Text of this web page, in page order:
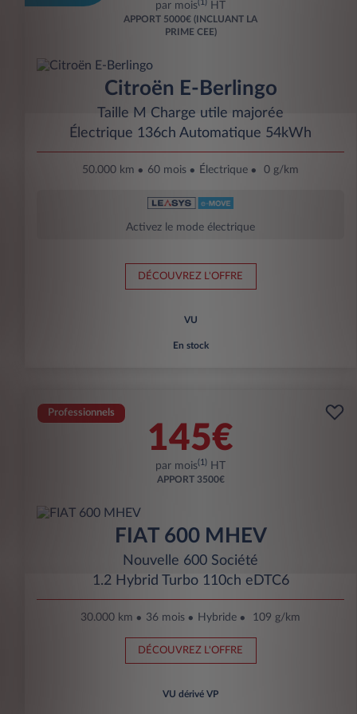
par mois(1) HT
APPORT 5000€ (INCLUANT LA
PRIME CEE)
Citroën E-Berlingo
Taille M Charge utile majorée
Électrique 136ch Automatique 54kWh
50.000 km 60 mois Électrique 0 g/km
Activez le mode électrique
DÉCOUVREZ L'OFFRE
VU
En stock
Professionnels
145€
par mois(1) HT
APPORT 3500€
FIAT 600 MHEV
Nouvelle 600 Société
1.2 Hybrid Turbo 110ch eDTC6
30.000 km 36 mois Hybride 109 g/km
DÉCOUVREZ L'OFFRE
VU dérivé VP